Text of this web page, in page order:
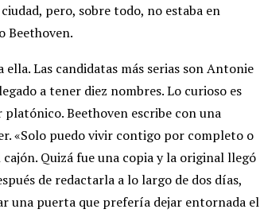
pero, sobre todo, no estaba en
Beethoven.
Las candidatas más serias son Antonie
a tener diez nombres. Lo curioso es
Beethoven escribe con una
«Solo puedo vivir contigo por completo o
Quizá fue una copia y la original llegó
de redactarla a lo largo de dos días,
una puerta que prefería dejar entornada el